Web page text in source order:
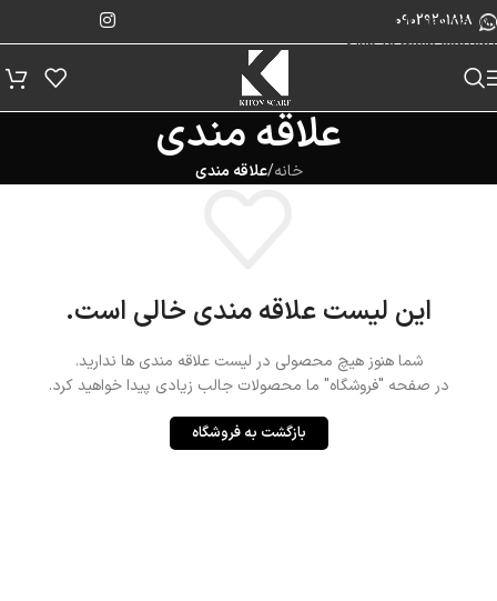
Skip to navigation
Skip to main content
09029201818
علاقه مندی
خانه/علاقه مندی
این لیست علاقه مندی خالی است.
شما هنوز هیچ محصولی در لیست علاقه مندی ها ندارید.
در صفحه "فروشگاه" ما محصولات جالب زیادی پیدا خواهید کرد.
بازگشت به فروشگاه